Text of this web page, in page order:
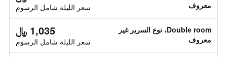
معروف
سعر الليلة شامل الرسوم
Double room، نوع السرير غير
معروف
1,035 ﷼
سعر الليلة شامل الرسوم